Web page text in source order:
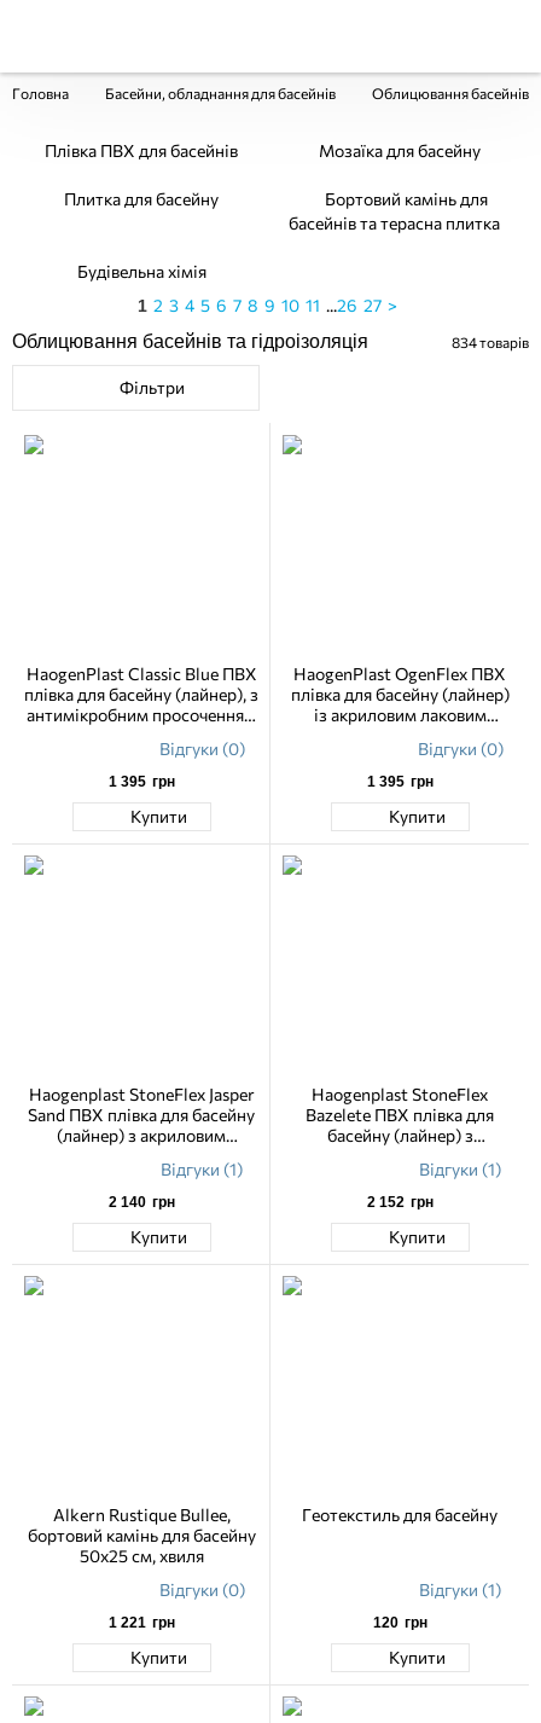
Головна Басейни, обладнання для басейнів Облицювання басейнів
Плівка ПВХ для басейнів Мозаїка для басейну
Плитка для басейну
Бортовий камінь для
басейнів та терасна плитка
Будівельна хімія
1 2 3 4 5 6 7 8 9 10 11 ...26 27 >
Облицювання басейнів та гідроізоляція
834товарів
Фільтри
HaogenPlast Classic Blue ПВХ
плівка для басейну (лайнер), з
антимікробним просоченням
Відгуки (0)
1 395 грн
Купити
HaogenPlast OgenFlex ПВХ
плівка для басейну (лайнер)
із акриловим лаковим
Відгуки (0)
1 395 грн
Купити
Haogenplast StoneFlex Jasper
Sand ПВХ плівка для басейну
(лайнер) з акриловим
Відгуки (1)
2 140 грн
Купити
Haogenplast StoneFlex
Bazelete ПВХ плівка для
басейну (лайнер) з
покриттям 1,65 м
Відгуки (1)
2 152 грн
Купити
Alkern Rustique Bullee,
бортовий камінь для басейну
50х25 см, хвиля
Відгуки (0)
1 221 грн
Купити
Геотекстиль для басейну
Відгуки (1)
120 грн
Купити